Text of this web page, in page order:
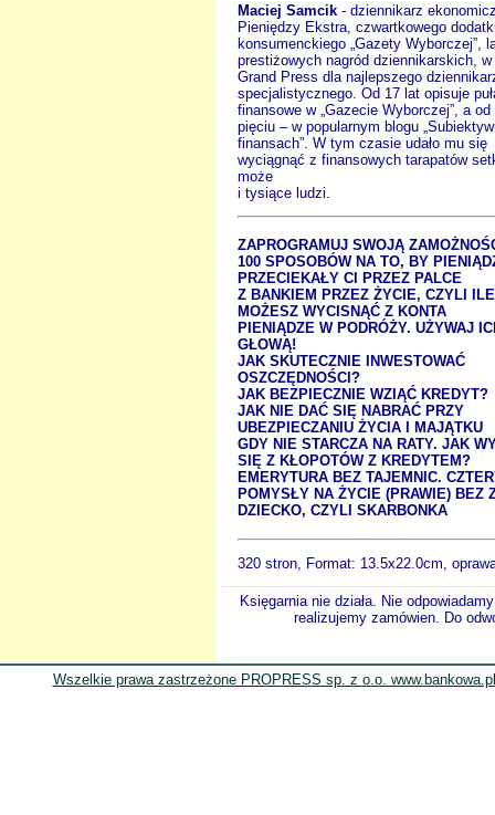
Maciej Samcik - dziennikarz
Pieniędzy Ekstra, czwartkowego
konsumenckiego „Gazety Wyborczej”,
prestiżowych nagród dziennikarskich,
Grand Press dla najlepszego
specjalistycznego. Od 17 lat opisuje
finansowe w „Gazecie Wyborczej”, a od
pięciu – w popularnym blogu
finansach”. W tym czasie udało mu się
wyciągnąć z finansowych tarapatów
może
i tysiące ludzi.
ZAPROGRAMUJ SWOJĄ
100 SPOSOBÓW NA TO, BY
PRZECIEKAŁY CI PRZEZ PALCE
Z BANKIEM PRZEZ ŻYCIE, CZYLI ILE
MOŻESZ WYCISNĄĆ Z KONTA
PIENIĄDZE W PODRÓŻY. UŻYWAJ
GŁOWĄ!
JAK SKUTECZNIE INWESTOWAĆ
OSZCZĘDNOŚCI?
JAK BEZPIECZNIE WZIĄĆ KREDYT?
JAK NIE DAĆ SIĘ NABRAĆ PRZY
UBEZPIECZANIU ŻYCIA I MAJĄTKU
GDY NIE STARCZA NA RATY. JAK
SIĘ Z KŁOPOTÓW Z KREDYTEM?
EMERYTURA BEZ TAJEMNIC.
POMYSŁY NA ŻYCIE (PRAWIE) BEZ
DZIECKO, CZYLI SKARBONKA
320 stron, Format: 13.5x22.0cm,
Księgarnia nie działa. Nie
realizujemy zamówien. Do
Wszelkie prawa zastrzeżone PROPRESS sp. z o.o.